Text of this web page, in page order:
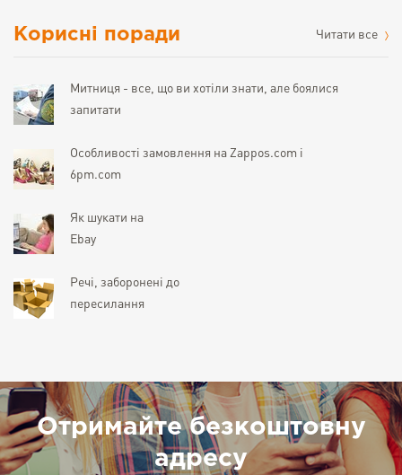
Корисні поради Читати все
Митниця - все, що ви хотіли знати, але боялися
запитати
Особливості замовлення на Zappos.com і
6pm.com
Як шукати на
Ebay
Речі, заборонені до
пересилання
Отримайте безкоштовну
адресу